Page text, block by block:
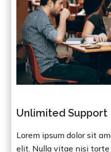
Unlimited Support
Lorem ipsum dolor sit
elit. Nulla vitae nisi